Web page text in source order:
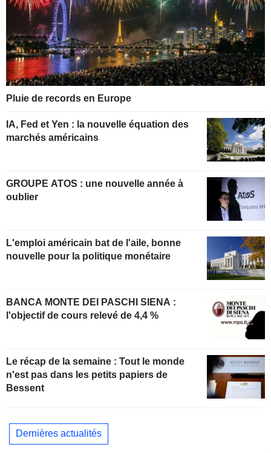
Pluie de records en Europe
IA, Fed et Yen : la nouvelle équation des
marchés américains
GROUPE ATOS : une nouvelle année à
oublier
L'emploi américain bat de l'aile, bonne
nouvelle pour la politique monétaire
BANCA MONTE DEI PASCHI SIENA :
l'objectif de cours relevé de 4,4 %
Le récap de la semaine : Tout le monde
n'est pas dans les petits papiers de
Bessent
Dernières actualités